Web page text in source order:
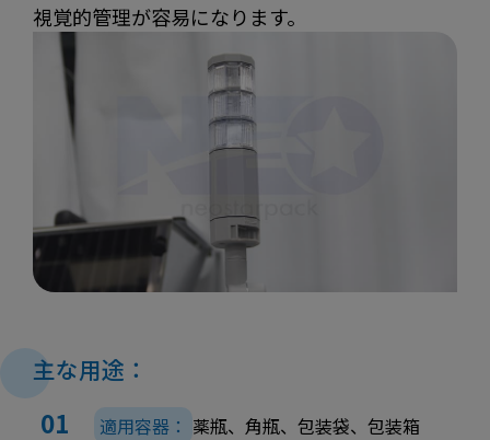
視覚的管理が容易になります。
主な用途：
適用容器： 薬瓶、角瓶、包装袋、包装箱